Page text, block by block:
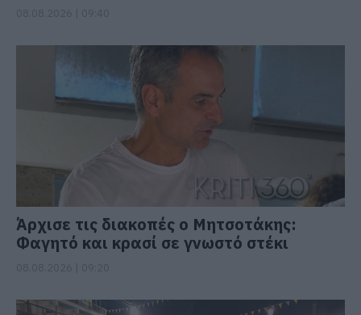
Άρχισε τις διακοπές ο Μητσοτάκης:
Φαγητό και κρασί σε γνωστό στέκι